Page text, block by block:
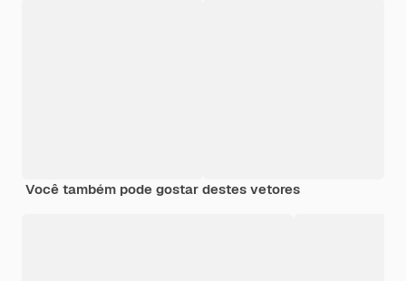
Você também pode gostar destes vetores